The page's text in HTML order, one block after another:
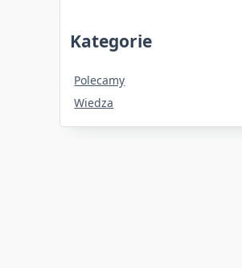
Kategorie
Polecamy
Wiedza